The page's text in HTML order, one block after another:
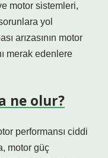
motor sistemleri,
yol
arızasının motor
merak edenlere
ne olur?
performansı ciddi
motor güç